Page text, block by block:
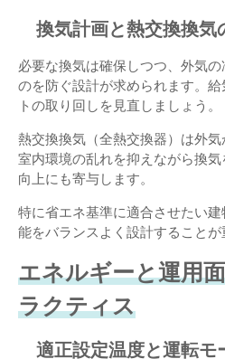
換気計画と熱交換換気
必要な換気は確保しつつ、外気
のを防ぐ設計が求められます。
トの取り回しを見直しましょう。
熱交換換気（全熱交換器）は外気
室内環境の乱れを抑えながら換
向上にも寄与します。
特に省エネ基準に適合させたい
能をバランスよく設計することが
エネルギーと運用
ラクティス
適正設定温度と運転モ